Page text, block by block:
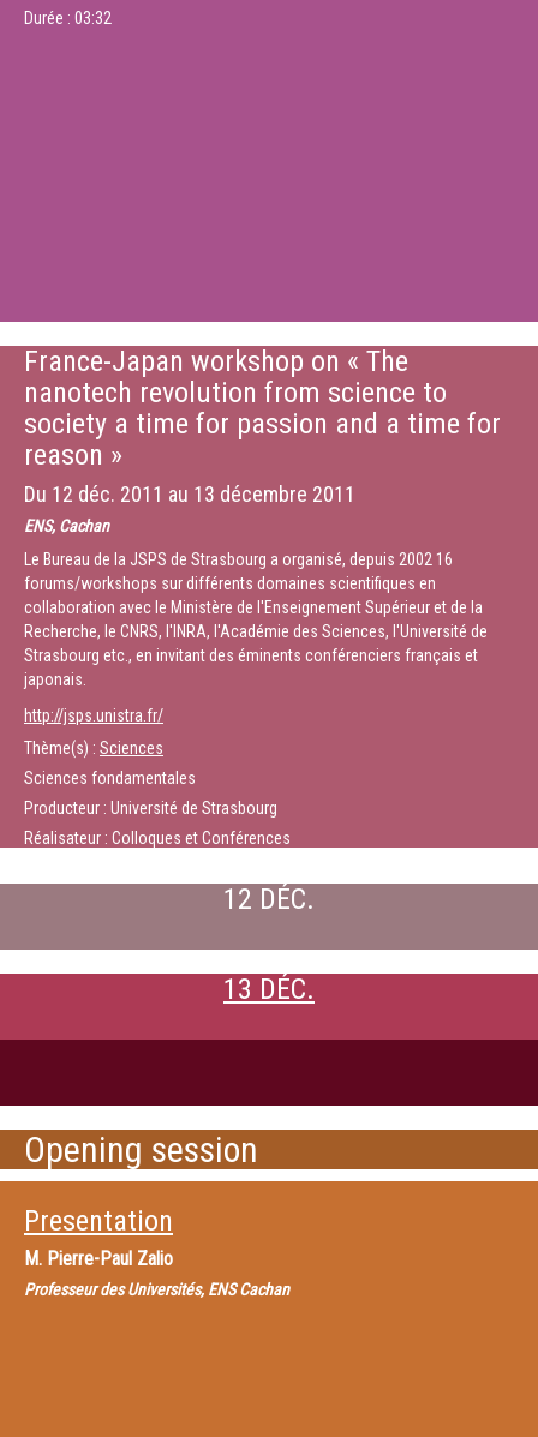
Durée : 03:32
France-Japan workshop on « The
nanotech revolution from science to
society a time for passion and a time for
reason »
Du 12 déc. 2011 au 13 décembre 2011
ENS, Cachan
Le Bureau de la JSPS de Strasbourg a organisé, depuis 2002 16
forums/workshops sur différents domaines scientifiques en
collaboration avec le Ministère de l'Enseignement Supérieur et de la
Recherche, le CNRS, l'INRA, l'Académie des Sciences, l'Université de
Strasbourg etc., en invitant des éminents conférenciers français et
japonais.
http://jsps.unistra.fr/
Thème(s) : Sciences
Sciences fondamentales
Producteur : Université de Strasbourg
Réalisateur : Colloques et Conférences
12 DÉC.
13 DÉC.
Opening session
Presentation
M. Pierre-Paul Zalio
Professeur des Universités, ENS Cachan